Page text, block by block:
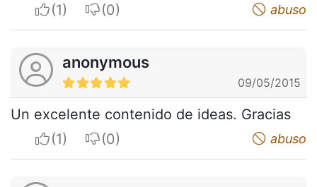
I apreciateI do not appreciate abuso
anonymous
09/05/2015
Un excelente contenido de ideas. Gracias
I apreciateI do not appreciate abuso